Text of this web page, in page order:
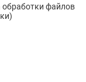
обработки файлов